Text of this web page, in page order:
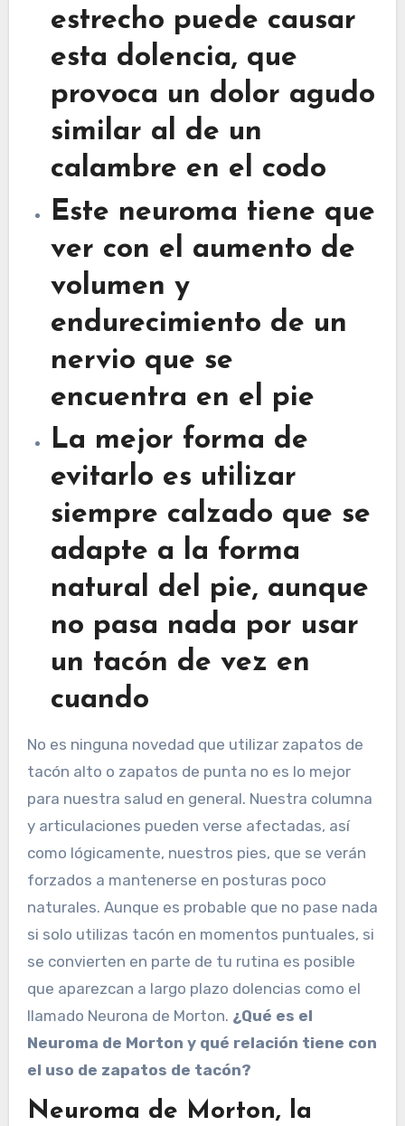
estrecho puede causar
esta dolencia, que
provoca un dolor agudo
similar al de un
calambre en el codo
Este neuroma tiene que
ver con el aumento de
volumen y
endurecimiento de un
nervio que se
encuentra en el pie
La mejor forma de
evitarlo es utilizar
siempre calzado que se
adapte a la forma
natural del pie, aunque
no pasa nada por usar
un tacón de vez en
cuando
No es ninguna novedad que utilizar zapatos de
tacón alto o zapatos de punta no es lo mejor
para nuestra salud en general. Nuestra columna
y articulaciones pueden verse afectadas, así
como lógicamente, nuestros pies, que se verán
forzados a mantenerse en posturas poco
naturales. Aunque es probable que no pase nada
si solo utilizas tacón en momentos puntuales, si
se convierten en parte de tu rutina es posible
que aparezcan a largo plazo dolencias como el
llamado Neurona de Morton. ¿Qué es el
Neuroma de Morton y qué relación tiene con
el uso de zapatos de tacón?
Neuroma de Morton, la